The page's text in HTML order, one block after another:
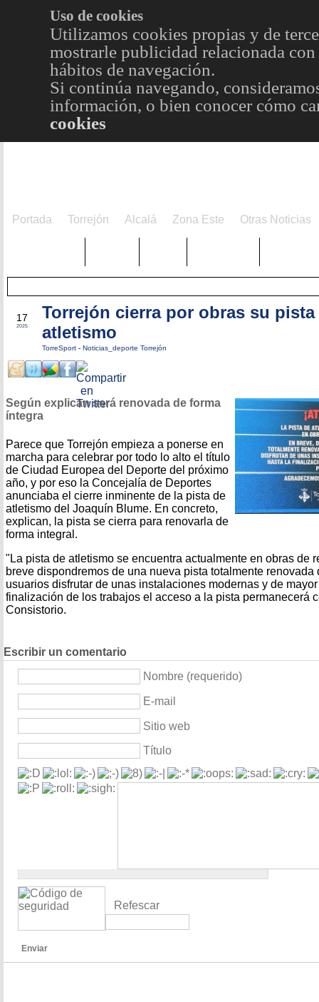
Uso de cookies
Utilizamos cookies propias y de
mostrarle publicidad relacionada
hábitos de navegación.
Si continúa navegando,
información, o bien conocer cómo
cookies
Portada Torrejón Alcalá Zona Este Otras Noticias
17
2025
Torrejón cierra por obras su pista
atletismo
TorreSport - Noticias_deporte Torrejón
Según explican será renovada de forma
íntegra
Parece que Torrejón empieza a ponerse en
marcha para celebrar por todo lo alto el título
de Ciudad Europea del Deporte del próximo
año, y por eso la Concejalía de Deportes
anunciaba el cierre inminente de la pista de
atletismo del Joaquín Blume. En concreto,
explican, la pista se cierra para renovarla de
forma integral.
"La pista de atletismo se encuentra actualmente en obras de
breve dispondremos de una nueva pista totalmente renovada
usuarios disfrutar de unas instalaciones modernas y de
finalización de los trabajos el acceso a la pista permanecerá
Consistorio.
Escribir un comentario
Nombre (requerido)
E-mail
Sitio web
Título
Refescar
Enviar